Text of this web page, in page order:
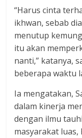
“Harus cinta
ikhwan, sebab
menutup
itu akan
nanti,” katanya,
beberapa waktu
Ia mengatakan,
dalam kinerja
dengan ilmu
masyarakat